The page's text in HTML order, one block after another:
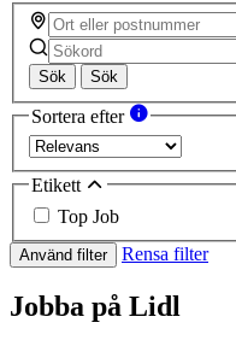
Sök Sök
Sortera efter
Etikett
Top Job
Använd filter Rensa filter
Jobba på Lidl